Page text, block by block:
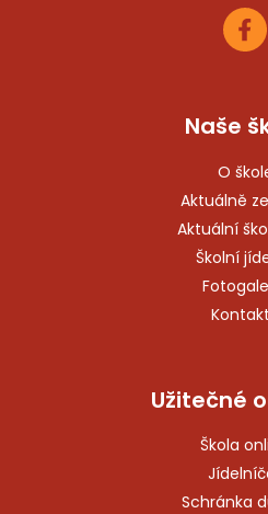
Naše
O
Aktuálně
Aktuální
Školní
Užitečné
Škola
Schránka